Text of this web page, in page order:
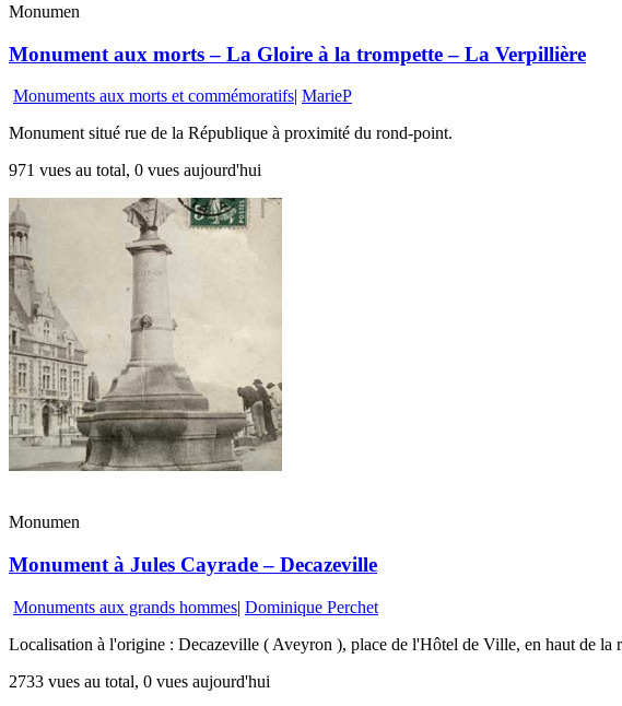
Monumen
Monument aux morts – La Gloire à la trompette – La Verpillière
Monuments aux morts et commémoratifs| MarieP
Monument situé rue de la République à proximité du rond-point.
971 vues au total, 0 vues aujourd'hui
Monumen
Monument à Jules Cayrade – Decazeville
Monuments aux grands hommes| Dominique Perchet
Localisation à l'origine : Decazeville ( Aveyron ), place de l'Hôtel de Ville, en haut de la
2733 vues au total, 0 vues aujourd'hui